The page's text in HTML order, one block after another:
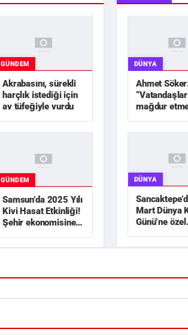
GÜNDEM
Akrabasını, sürekli
harçlık istediği için
av tüfeğiyle vurdu
GÜNDEM
Samsun’da 2025 Yılı
Kivi Hasat Etkinliği!
Şehir ekonomisine 1
üzerinde...
DÜNYA
Ahmet
mağdur
DÜNYA
Mart Dünya
Günü’ne özel